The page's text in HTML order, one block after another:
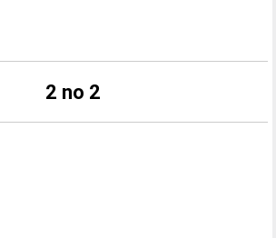
2 no 2